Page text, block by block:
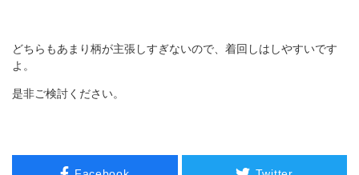
どちらもあまり柄が主張しすぎないので、着回しはしやすいです
よ。
是非ご検討ください。